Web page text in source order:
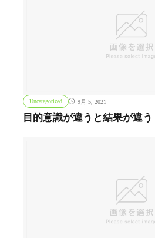
Uncategorized 9月 5, 2021
目的意識が違うと結果が違う